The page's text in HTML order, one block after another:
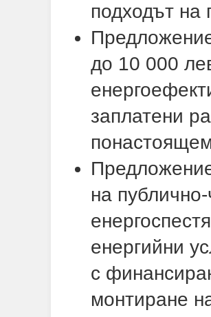
подходът на
до 10 000
заплатени
на
енергийни
с
монтиране